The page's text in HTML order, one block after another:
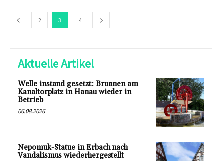
2 3 4
Aktuelle Artikel
Welle instand gesetzt: Brunnen am
Kanaltorplatz in Hanau wieder in
Betrieb
06.08.2026
Nepomuk-Statue in Erbach nach
Vandalismus wiederhergestellt